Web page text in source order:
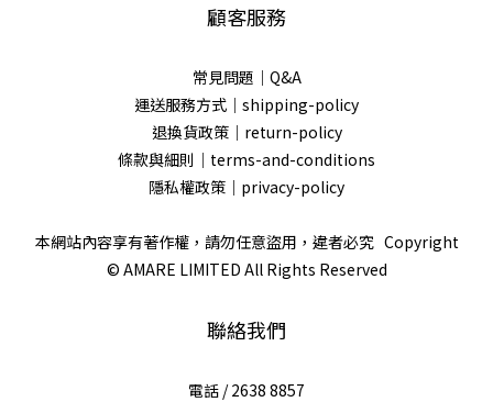
顧客服務
常見問題｜Q&A
運送服務方式｜shipping-policy
退換貨政策｜return-policy
條款與細則｜terms-and-conditions
隱私權政策｜privacy-policy
本網站內容享有著作權，請勿任意盜用，違者必究 Copyright
© AMARE LIMITED All Rights Reserved
聯絡我們
電話 / 2638 8857